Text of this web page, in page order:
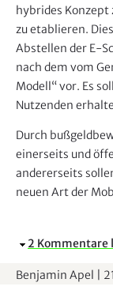
hybrides
zu etablieren.
Abstellen der E-
nach dem vom
Modell“ vor. Es
Durch
einerseits und
andererseits
neuen Art
A
s
2 Kommentare
Benjamin Apel